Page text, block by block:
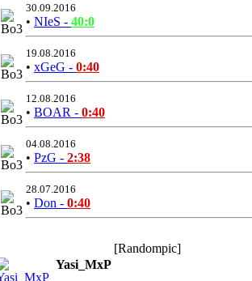
30.09.2016
• NIeS - 40:0
19.08.2016
• xGeG - 0:40
12.08.2016
• BOAR - 0:40
04.08.2016
• PzG - 2:38
28.07.2016
• Don - 0:40
[Randompic]
Yasi_MxP